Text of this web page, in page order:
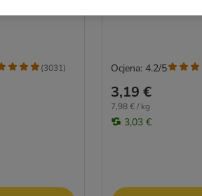
(3031)
3,19 €
7,98 € / kg
3,03 €
Ocjena: 4.2/5